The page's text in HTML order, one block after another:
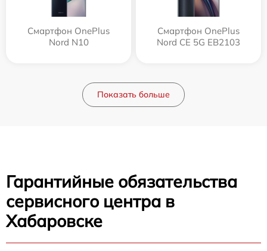
Смартфон OnePlus
Nord N10
Смартфон OnePlus
Nord CE 5G EB2103
Показать больше
Гарантийные обязательства
сервисного центра в
Хабаровске